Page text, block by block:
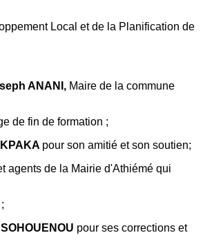
Local et de la Planification de
ANANI, Maire de la commune
de fin de formation ;
pour son amitié et son soutien;
agents de la Mairie d'Athiémé qui
pour ses corrections et